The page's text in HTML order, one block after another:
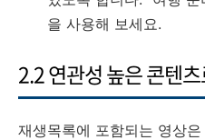
을 사용해 보세요.
2.2 연관성 높은 콘텐
재생목록에 포함되는 영상은